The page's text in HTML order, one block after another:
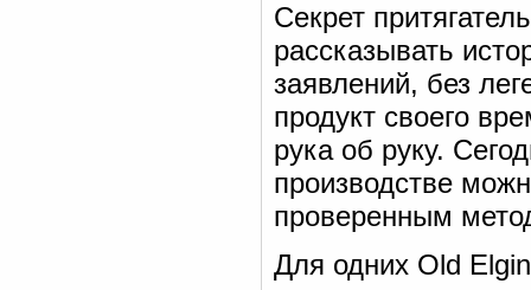
Секрет
рассказывать
заявлений, без
продукт своего
рука об руку.
производстве
проверенным
Для одних Old